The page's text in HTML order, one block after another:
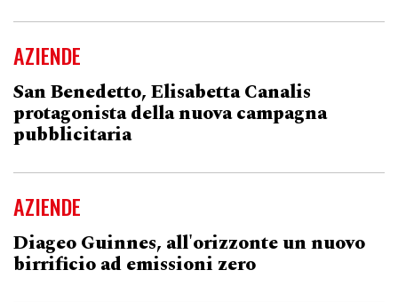
AZIENDE
San Benedetto, Elisabetta Canalis
protagonista della nuova campagna
pubblicitaria
AZIENDE
Diageo Guinnes, all'orizzonte un nuovo
birrificio ad emissioni zero